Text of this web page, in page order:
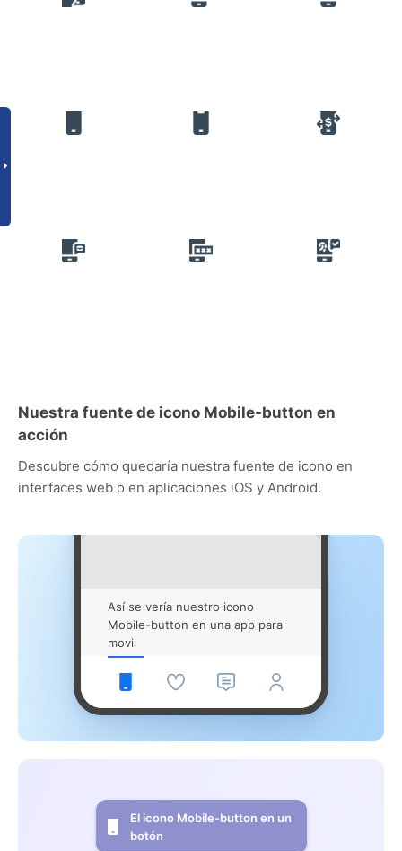
Nuestra fuente de icono Mobile-button en
acción
Descubre cómo quedaría nuestra fuente de icono en
interfaces web o en aplicaciones iOS y Android.
Así se vería nuestro icono
Mobile-button en una app para
movil
El icono Mobile-button en un
botón